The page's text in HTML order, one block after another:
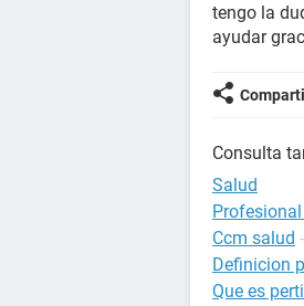
tengo la
ayudar
Consulta
Salud
Ccm salud -
Definicion
Que es